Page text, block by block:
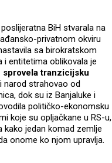
BiH stvarala na
privatnom okviru
sa birokratskom
i entitetima oblikovala je
sprovela tranzicijsku
narod strahovao od
dok su iz Banjaluke i
političko-ekonomsku
koje su opljačkane u RS-u,
kako jedan komad zemlje
onome ko njom upravlja.